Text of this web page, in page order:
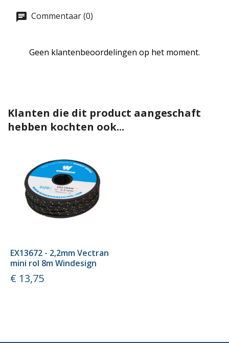
Commentaar (0)
Geen klantenbeoordelingen op het moment.
Klanten die dit product aangeschaft
hebben kochten ook...
EX13672 - 2,2mm Vectran
mini rol 8m Windesign
Prijs
€ 13,75